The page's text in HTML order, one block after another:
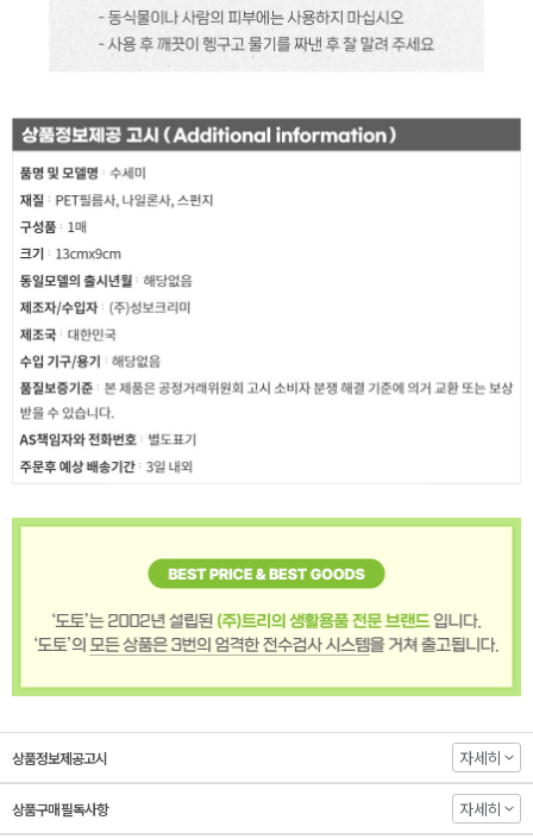
상품정보제공고시 자세히
상품구매 필독사항 자세히